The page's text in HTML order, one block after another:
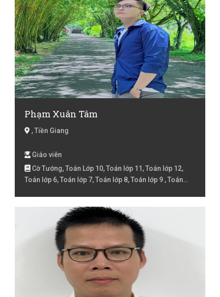
Phạm Xuân Tâm
, Tiền Giang
Giáo viên
Cờ Tướng, Toán Lớp 10, Toán lớp 11, Toán lớp 12,
Toán lớp 6, Toán lớp 7, Toán lớp 8, Toán lớp 9 , Toán